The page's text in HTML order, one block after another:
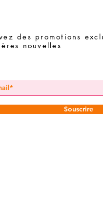
des promotions
nouvelles
Souscrire